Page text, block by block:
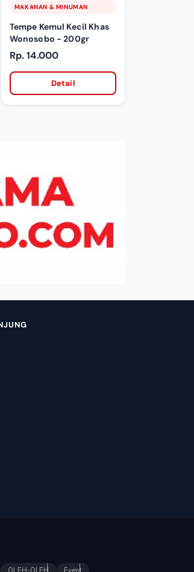
MAKANAN & MINUMAN
Tempe Kemul Kecil Khas
Wonosobo - 200gr
Rp. 14.000
Detail
OLEH-OLEH Event